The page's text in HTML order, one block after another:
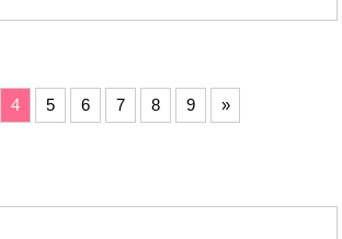
4 5 6 7 8 9 »